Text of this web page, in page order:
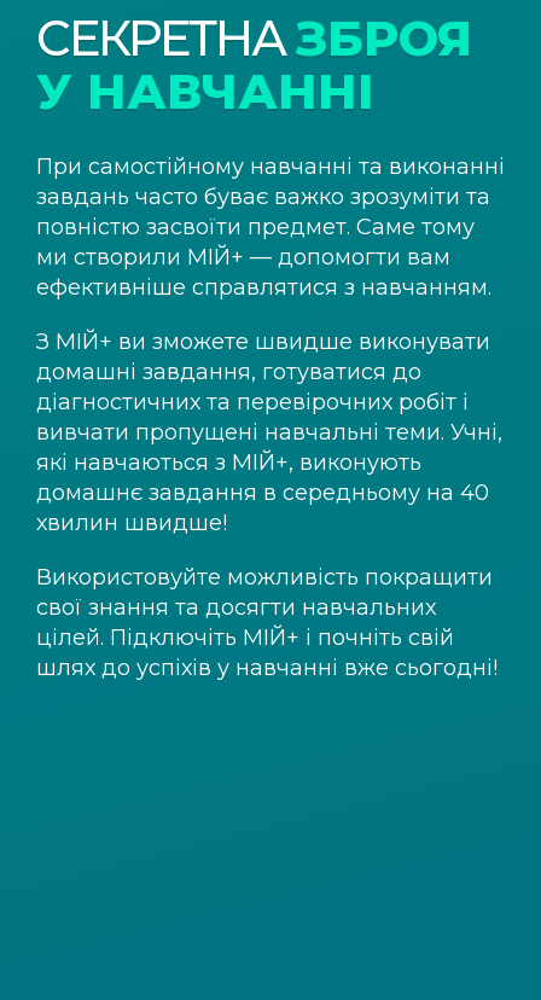
СЕКРЕТНАЗБРОЯ
У НАВЧАННІ
При самостійному навчанні та виконанні
завдань часто буває важко зрозуміти та
повністю засвоїти предмет. Саме тому
ми створили МІЙ+ — допомогти вам
ефективніше справлятися з навчанням.
З МІЙ+ ви зможете швидше виконувати
домашні завдання, готуватися до
діагностичних та перевірочних робіт і
вивчати пропущені навчальні теми. Учні,
які навчаються з МІЙ+, виконують
домашнє завдання в середньому на 40
хвилин швидше!
Використовуйте можливість покращити
свої знання та досягти навчальних
цілей. Підключіть МІЙ+ і почніть свій
шлях до успіхів у навчанні вже сьогодні!